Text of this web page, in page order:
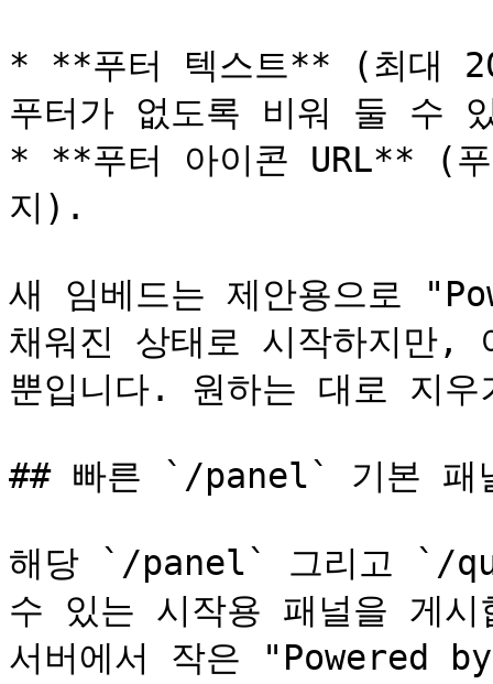
* **푸터 텍스트** (최대
푸터가 없도록 비워 둘 수
* **푸터 아이콘 URL** (푸
지).
새 임베드는 제안용으로
채워진 상태로 시작하지만,
뿐입니다. 원하는 대로 지
## 빠른 `/panel` 기본 패
해당 `/panel` 그리고 `/
수 있는 시작용 패널을 게
서버에서 작은 "Powered